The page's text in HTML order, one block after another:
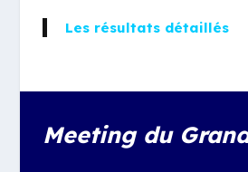
Les résultats détaillés
Meeting du